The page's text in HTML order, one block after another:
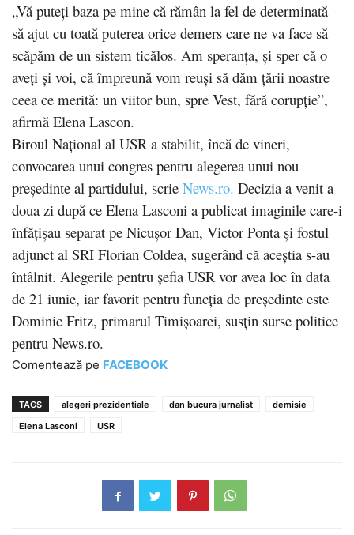
„Vă puteţi baza pe mine că rămân la fel de determinată
să ajut cu toată puterea orice demers care ne va face să
scăpăm de un sistem ticălos. Am speranţa, şi sper că o
aveţi şi voi, că împreună vom reuşi să dăm ţării noastre
ceea ce merită: un viitor bun, spre Vest, fără corupţie”,
afirmă Elena Lascon.
Biroul Naţional al USR a stabilit, încă de vineri,
convocarea unui congres pentru alegerea unui nou
preşedinte al partidului, scrie News.ro. Decizia a venit a
doua zi după ce Elena Lasconi a publicat imaginile care-i
înfăţişau separat pe Nicuşor Dan, Victor Ponta şi fostul
adjunct al SRI Florian Coldea, sugerând că aceştia s-au
întâlnit. Alegerile pentru şefia USR vor avea loc în data
de 21 iunie, iar favorit pentru funcţia de preşedinte este
Dominic Fritz, primarul Timişoarei, susţin surse politice
pentru News.ro.
Comentează pe FACEBOOK
TAGS alegeri prezidentiale dan bucura jurnalist
demisie
Elena Lasconi
USR